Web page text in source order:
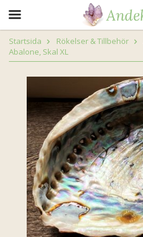
Startsida Rökelser & Tillbehör
Abalone, Skal XL